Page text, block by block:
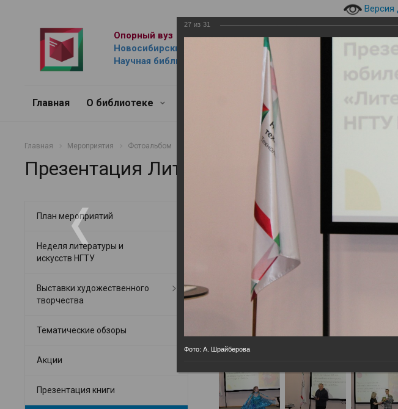
Версия
Опорный вуз
Новосибирский государственный технический университет
Научная библиотека им. Г.П. Лыщинского
Главная О библиотеке Услуги Навигация
Главная Мероприятия Фотоальбом Неделя литературы и искусств НГТУ НЭТИ-2026
Презентация Литературного
Презентация Литературного
План мероприятий
Неделя литературы и
искусств НГТУ
Выставки художественного
творчества
Тематические обзоры
Акции
Презентация книги
27 из 31
Фото: А. Шрайберова